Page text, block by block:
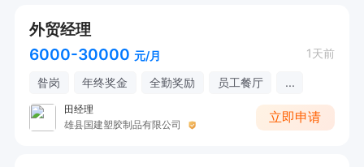
外贸经理
6000-30000 元/月 1天前
昝岗 年终奖金 全勤奖励 员工餐厅 ...
田经理
雄县国建塑胶制品有限公司
立即申请